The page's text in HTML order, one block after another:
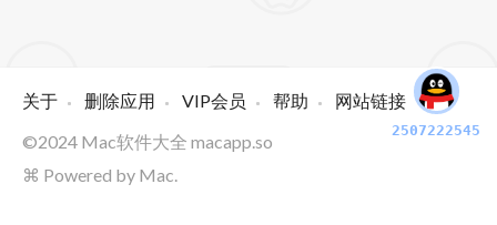
关于 删除应用 VIP会员 帮助
网站链接
©2024 Mac软件大全 macapp.so
⌘ Powered by Mac.
2507222545